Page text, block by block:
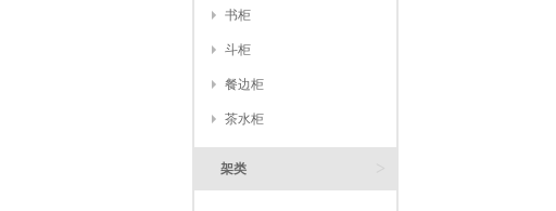
书柜
斗柜
餐边柜
茶水柜
架类